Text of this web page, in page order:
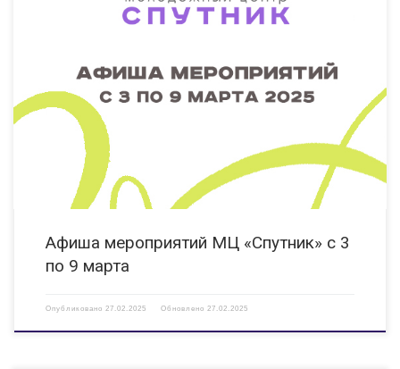
03.03.2025 12:00 Киноклуб «Смотрят все!» Показ фильма,
адаптированного для людей с ОВЗ (слабослышащих, слабовидящих). КИ
«Вера» ул.Гайдара, д. 14 Б https://vk.com/clubveradzr 03.03.2025 10:00
Участие. «Акселератор. Муниципалитеты» Мероприятие проводится в
рамках работы по развитию проектной деятельности МЦ «Высота», […]
Афиша мероприятий МЦ «Спутник» с 3
по 9 марта
Опубликовано 27.02.2025 Обновлено 27.02.2025